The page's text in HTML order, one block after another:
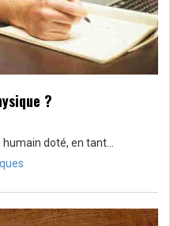
?
doté, en tant…